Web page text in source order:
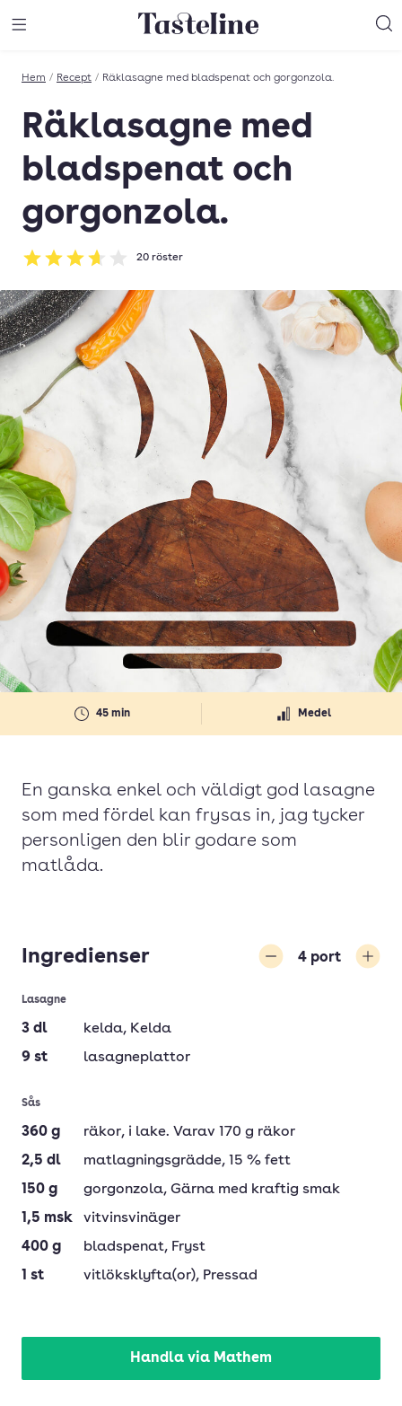
Till Tastelines startsida
Hem / Recept / Räklasagne med bladspenat och gorgonzola.
Räklasagne med
bladspenat och
gorgonzola.
Betyg: 3.65 av 5
20 röster
45 min Medel
En ganska enkel och väldigt god lasagne
som med fördel kan frysas in, jag tycker
personligen den blir godare som
matlåda.
Ingredienser 4 port
Lasagne
3 dl kelda, Kelda
9 st lasagneplattor
Sås
360 g räkor, i lake. Varav 170 g räkor
2,5 dl matlagningsgrädde, 15 % fett
150 g gorgonzola, Gärna med kraftig smak
1,5 msk
vitvinsvinäger
400 g bladspenat, Fryst
1 st vitlöksklyfta(or), Pressad
Handla via Mathem